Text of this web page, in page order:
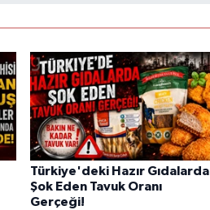
Türkiye'deki Hazır Gıdalarda
Şok Eden Tavuk Oranı
Gerçeği!